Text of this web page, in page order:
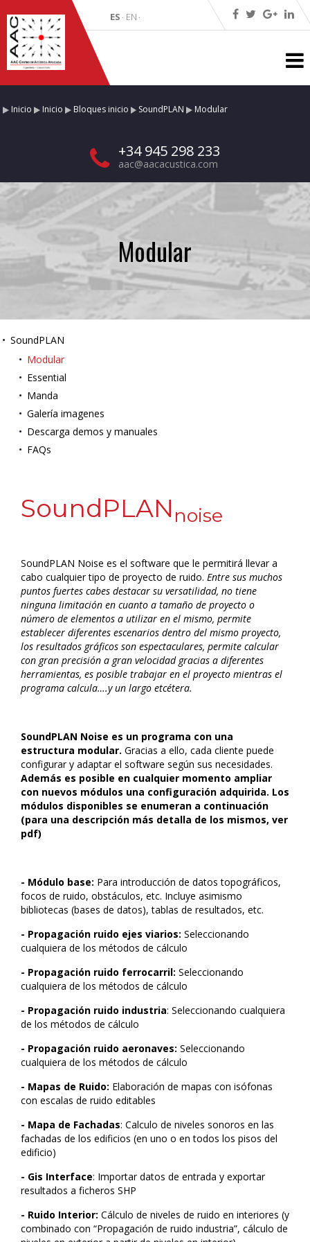
ES · EN ·
Inicio Inicio Bloques inicio SoundPLAN Modular
+34 945 298 233
aac@aacacustica.com
Modular
SoundPLAN
Modular
Essential
Manda
Galería imagenes
Descarga demos y manuales
FAQs
SoundPLAN noise
SoundPLAN Noise es el software que le permitirá llevar a
cabo cualquier tipo de proyecto de ruido. Entre sus muchos
puntos fuertes cabes destacar su versatilidad, no tiene
ninguna limitación en cuanto a tamaño de proyecto o
número de elementos a utilizar en el mismo, permite
establecer diferentes escenarios dentro del mismo proyecto,
los resultados gráficos son espectaculares, permite calcular
con gran precisión a gran velocidad gracias a diferentes
herramientas, es posible trabajar en el proyecto mientras el
programa calcula….y un largo etcétera.
SoundPLAN Noise es un programa con una
estructura modular. Gracias a ello, cada cliente puede
configurar y adaptar el software según sus necesidades.
Además es posible en cualquier momento ampliar
con nuevos módulos una configuración adquirida. Los
módulos disponibles se enumeran a continuación
(para una descripción más detalla de los mismos, ver
pdf)
- Módulo base: Para introducción de datos topográficos,
focos de ruido, obstáculos, etc. Incluye asimismo
bibliotecas (bases de datos), tablas de resultados, etc.
- Propagación ruido ejes viarios: Seleccionando
cualquiera de los métodos de cálculo
- Propagación ruido ferrocarril: Seleccionando
cualquiera de los métodos de cálculo
- Propagación ruido industria: Seleccionando cualquiera
de los métodos de cálculo
- Propagación ruido aeronaves: Seleccionando
cualquiera de los métodos de cálculo
- Mapas de Ruido: Elaboración de mapas con isófonas
con escalas de ruido editables
- Mapa de Fachadas: Calculo de niveles sonoros en las
fachadas de los edificios (en uno o en todos los pisos del
edificio)
- Gis Interface: Importar datos de entrada y exportar
resultados a ficheros SHP
- Ruido Interior: Cálculo de niveles de ruido en interiores (y
combinado con “Propagación de ruido industria”, cálculo de